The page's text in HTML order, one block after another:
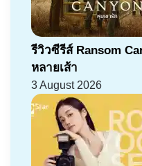
รีวิวซีรีส์ Ransom
หลายเส้า
3 August 2026